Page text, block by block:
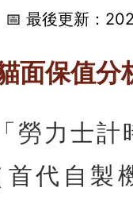
📅 最後更新：
面保值分
力士計
首代自製